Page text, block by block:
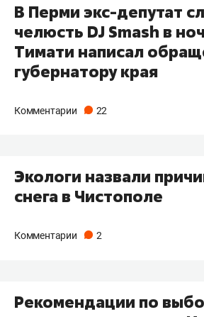
В Перми экс-депутат
челюсть DJ Smash в
Тимати написал
губернатору края
Комментарии 22
Экологи назвали
снега в Чистополе
Комментарии 2
Рекомендации по